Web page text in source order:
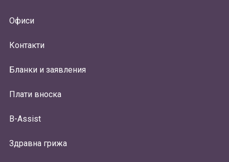
Офиси
Контакти
Бланки и заявления
Плати вноска
B-Assist
Здравна грижа